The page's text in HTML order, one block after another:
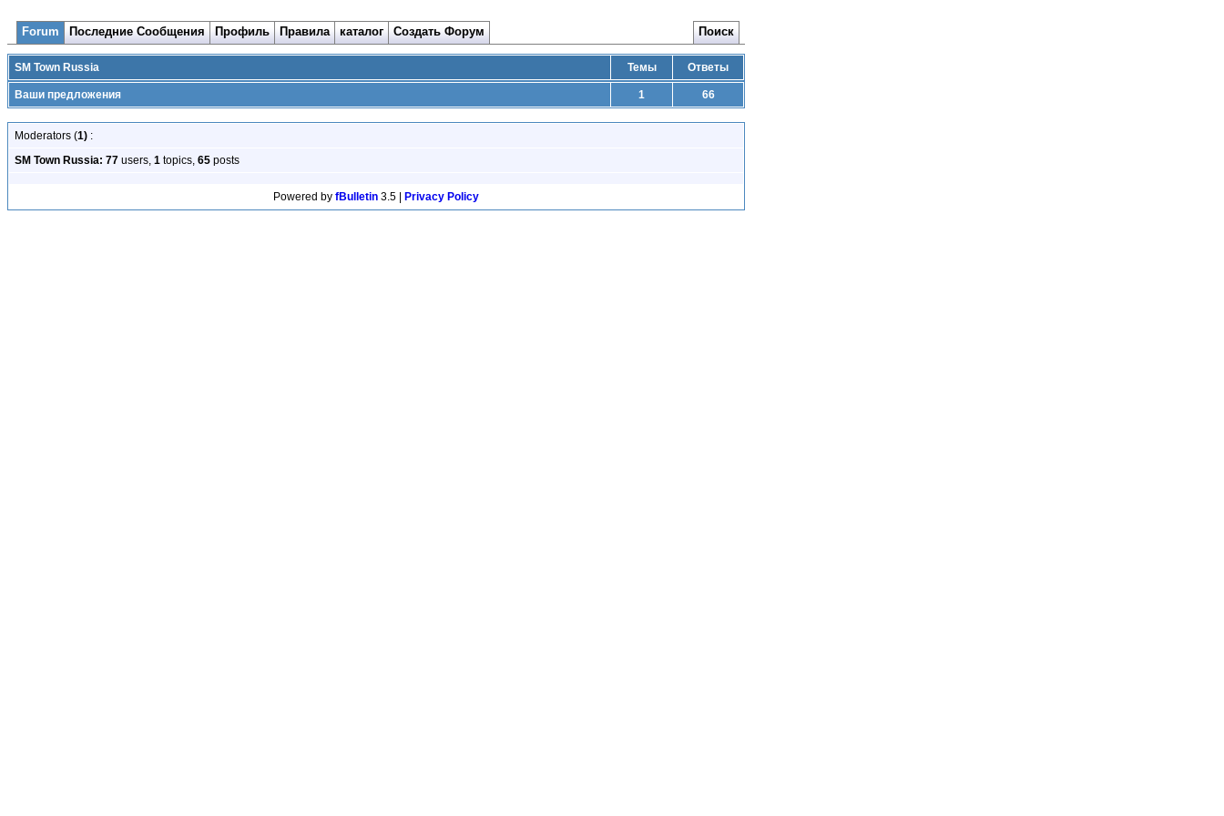
Forum Последние Сообщения Профиль Правила каталог Создать Форум Поиск
SM Town Russia Темы Ответы
Ваши предложения 1 66
Moderators (1) :
SM Town Russia: 77 users, 1 topics, 65 posts
Powered by fBulletin 3.5 | Privacy Policy